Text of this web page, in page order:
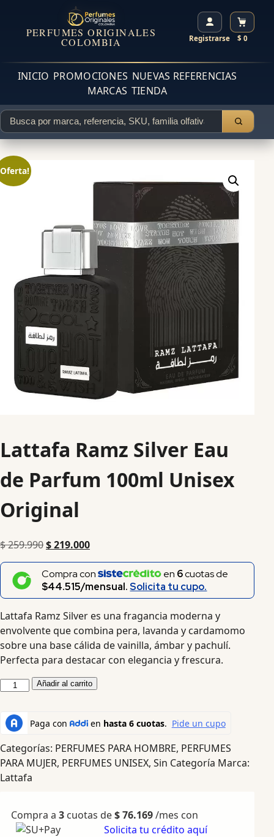
PERFUMES ORIGINALES
COLOMBIA Registrarse $ 0
INICIO PROMOCIONES NUEVAS REFERENCIAS
MARCAS TIENDA
Lattafa Ramz Silver Eau
de Parfum 100ml Unisex
Original
$259.990$219.000
Compra con en 6cuotas de
$44.515/mensual.Solicita tu cupo.
Lattafa Ramz Silver es una fragancia moderna y
envolvente que combina pera, lavanda y cardamomo
sobre una base cálida de vainilla, ámbar y pachulí.
Perfecta para destacar con elegancia y frescura.
Añadir al carrito
Categorías: PERFUMES PARA HOMBRE, PERFUMES
PARA MUJER, PERFUMES UNISEX, Sin Categoría Marca:
Lattafa
Compra a 3 cuotas de$76.169/mes con
Solicita tu crédito aquí